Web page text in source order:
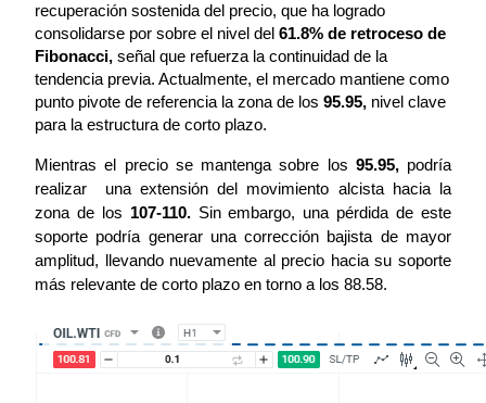
recuperación sostenida del precio, que ha logrado
consolidarse por sobre el nivel del 61.8% de retroceso de
Fibonacci, señal que refuerza la continuidad de la
tendencia previa. Actualmente, el mercado mantiene como
punto pivote de referencia la zona de los 95.95, nivel clave
para la estructura de corto plazo.
Mientras el precio se mantenga sobre los 95.95, podría
realizar  una extensión del movimiento alcista hacia la
zona de los 107-110. Sin embargo, una pérdida de este
soporte podría generar una corrección bajista de mayor
amplitud, llevando nuevamente al precio hacia su soporte
más relevante de corto plazo en torno a los 88.58.